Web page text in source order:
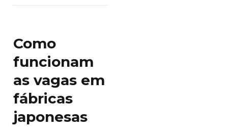
Como
funcionam
as vagas em
fábricas
japonesas